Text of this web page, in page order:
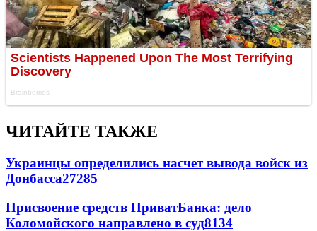
ЧИТАЙТЕ ТАКЖЕ
Украинцы определились насчет вывода войск из
Донбасса27285
Присвоение средств ПриватБанка: дело
Коломойского направлено в суд8134